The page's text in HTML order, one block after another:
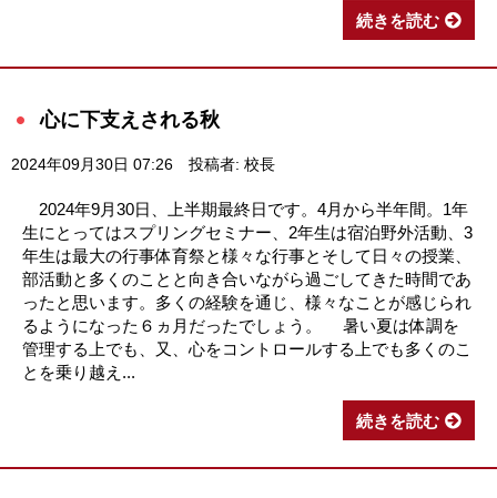
続きを読む
心に下支えされる秋
2024年09月30日 07:26 投稿者: 校長
2024年9月30日、上半期最終日です。4月から半年間。1年
生にとってはスプリングセミナー、2年生は宿泊野外活動、3
年生は最大の行事体育祭と様々な行事とそして日々の授業、
部活動と多くのことと向き合いながら過ごしてきた時間であ
ったと思います。多くの経験を通じ、様々なことが感じられ
るようになった６ヵ月だったでしょう。 暑い夏は体調を
管理する上でも、又、心をコントロールする上でも多くのこ
とを乗り越え...
続きを読む